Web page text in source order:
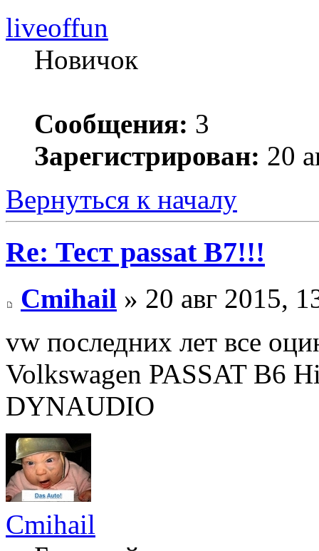
liveoffun
Новичок
Сообщения: 3
Зарегистрирован: 20
Вернуться к началу
Re: Тест passat B7!!!
Cmihail » 20 авг 2015,
vw последних лет все
Volkswagen PASSAT B6
DYNAUDIO
Cmihail